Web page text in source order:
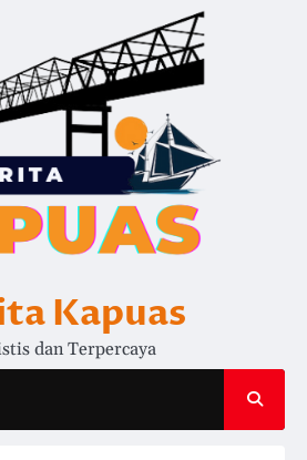
Kapuas
dan Terpercaya